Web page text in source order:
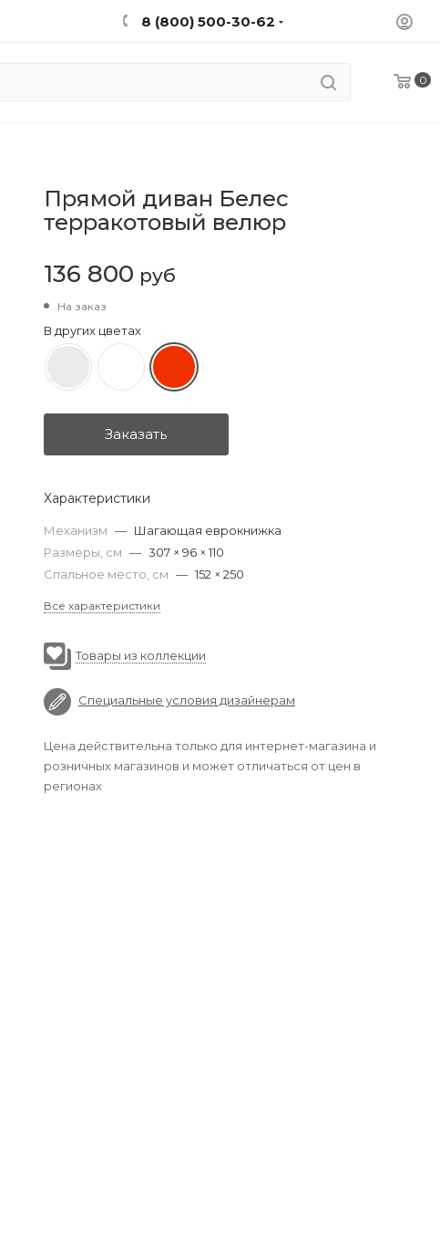
8 (800) 500-30-62
0
Прямой диван Белес
терракотовый велюр
136 800 руб
На заказ
В других цветах
Заказать
Характеристики
Механизм — Шагающая еврокнижка
Размеры, см — 307 × 96 × 110
Спальное место, см — 152 × 250
Все характеристики
Товары из коллекции
Специальные условия дизайнерам
Цена действительна только для интернет-магазина и
розничных магазинов и может отличаться от цен в
регионах